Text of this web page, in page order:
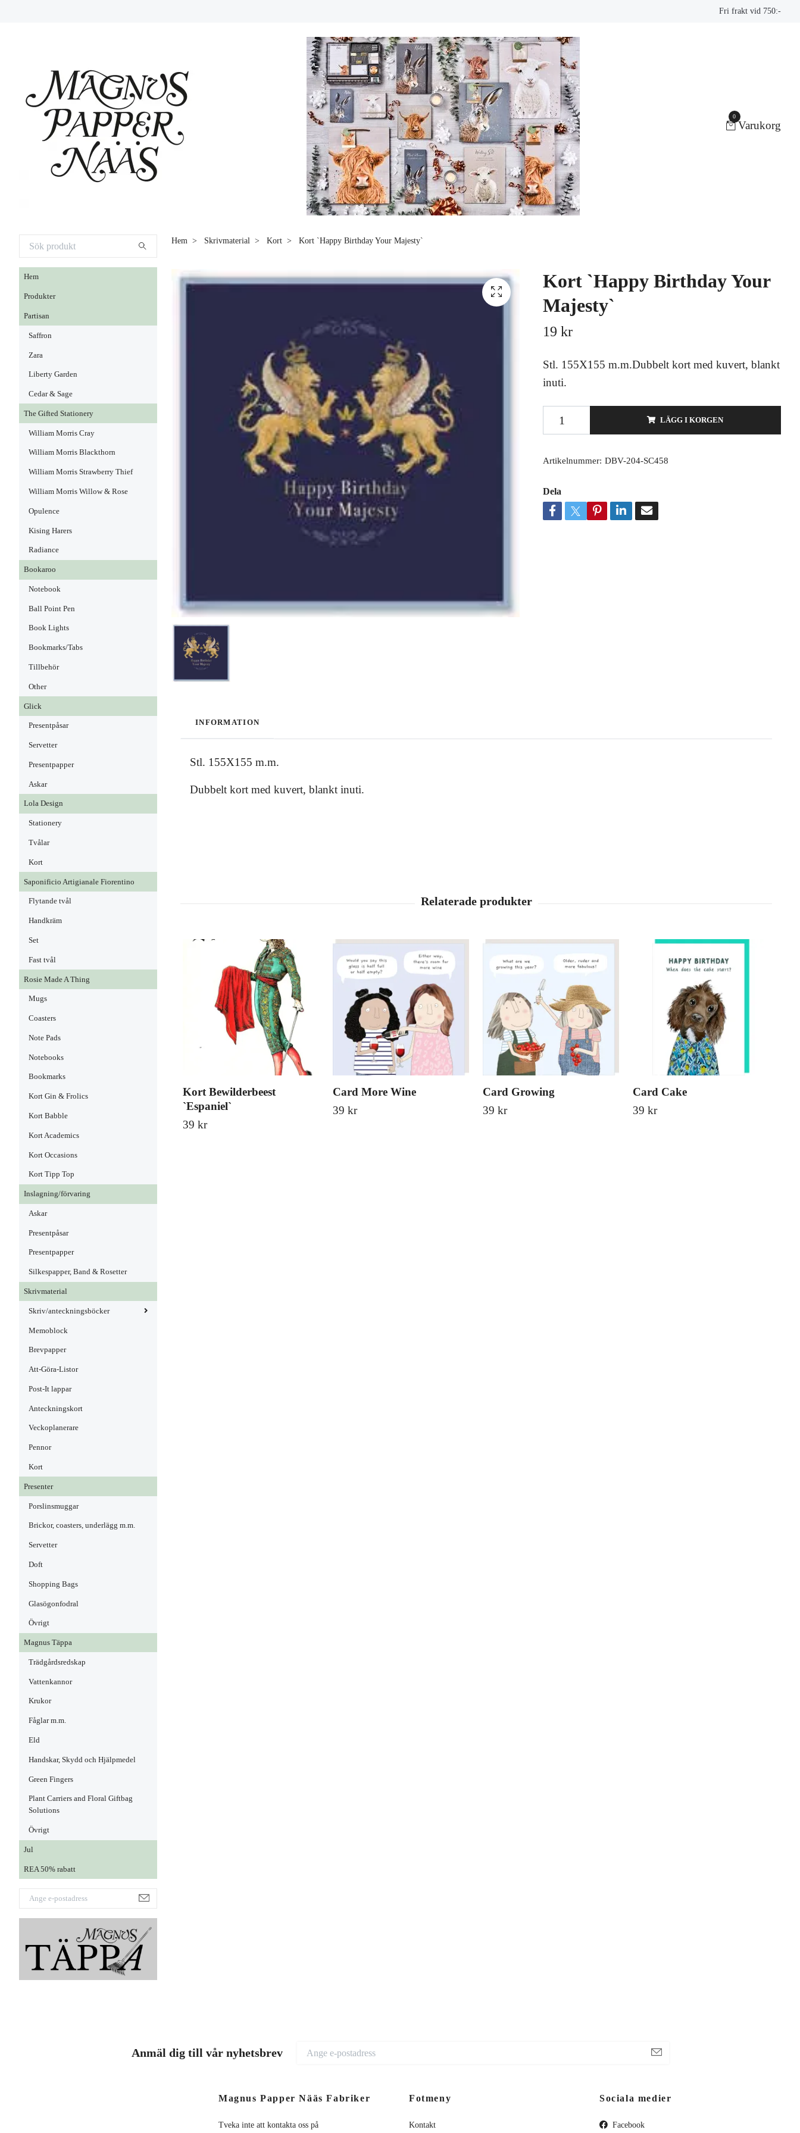
Fri frakt vid 750:-
0
Varukorg
Hem
Produkter
Partisan
Saffron
Zara
Liberty Garden
Cedar & Sage
The Gifted Stationery
William Morris Cray
William Morris Blackthorn
William Morris Strawberry Thief
William Morris Willow & Rose
Opulence
Kising Harers
Radiance
Bookaroo
Notebook
Ball Point Pen
Book Lights
Bookmarks/Tabs
Tillbehör
Other
Glick
Presentpåsar
Servetter
Presentpapper
Askar
Lola Design
Stationery
Tvålar
Kort
Saponificio Artigianale Fiorentino
Flytande tvål
Handkräm
Set
Fast tvål
Rosie Made A Thing
Mugs
Coasters
Note Pads
Notebooks
Bookmarks
Kort Gin & Frolics
Kort Babble
Kort Academics
Kort Occasions
Kort Tipp Top
Inslagning/förvaring
Askar
Presentpåsar
Presentpapper
Silkespapper, Band & Rosetter
Skrivmaterial
Skriv/anteckningsböcker
Memoblock
Brevpapper
Att-Göra-Listor
Post-It lappar
Anteckningskort
Veckoplanerare
Pennor
Kort
Presenter
Porslinsmuggar
Brickor, coasters, underlägg m.m.
Servetter
Doft
Shopping Bags
Glasögonfodral
Övrigt
Magnus Täppa
Trädgårdsredskap
Vattenkannor
Krukor
Fåglar m.m.
Eld
Handskar, Skydd och Hjälpmedel
Green Fingers
Plant Carriers and Floral Giftbag
Solutions
Övrigt
Jul
REA 50% rabatt
Hem Skrivmaterial Kort Kort `Happy Birthday Your Majesty`
Kort `Happy Birthday Your
Majesty`
19 kr
Stl. 155X155 m.m.Dubbelt kort med kuvert, blankt
inuti.
LÄGG I KORGEN
Artikelnummer: DBV-204-SC458
Dela
INFORMATION
Stl. 155X155 m.m.
Dubbelt kort med kuvert, blankt inuti.
Kort Bewilderbeest
`Espaniel`
39 kr
Card More Wine
39 kr
Card Growing
39 kr
Card Cake
39 kr
Anmäl dig till vår nyhetsbrev
Magnus Papper Nääs Fabriker
Tveka inte att kontakta oss på
Fotmeny
Kontakt
Sociala medier
Facebook